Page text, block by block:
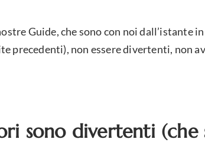
Guide, che sono con noi dall’istante
precedenti), non essere divertenti, non
sono divertenti (che